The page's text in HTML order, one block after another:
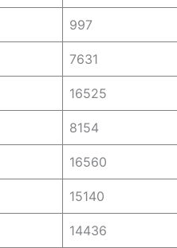
997
7631
16525
8154
16560
15140
14436